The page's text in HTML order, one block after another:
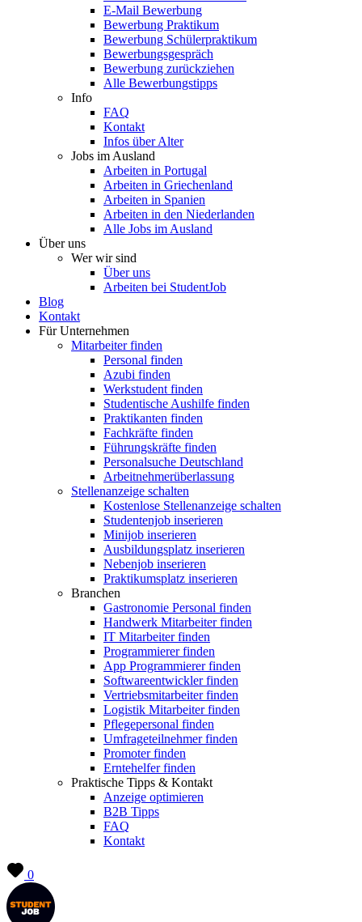
E-Mail Bewerbung
Bewerbung Praktikum
Bewerbung Schülerpraktikum
Bewerbungsgespräch
Bewerbung zurückziehen
Alle Bewerbungstipps
Info
FAQ
Kontakt
Infos über Alter
Jobs im Ausland
Arbeiten in Portugal
Arbeiten in Griechenland
Arbeiten in Spanien
Arbeiten in den Niederlanden
Alle Jobs im Ausland
Über uns
Wer wir sind
Über uns
Arbeiten bei StudentJob
Blog
Kontakt
Für Unternehmen
Mitarbeiter finden
Personal finden
Azubi finden
Werkstudent finden
Studentische Aushilfe finden
Praktikanten finden
Fachkräfte finden
Führungskräfte finden
Personalsuche Deutschland
Arbeitnehmerüberlassung
Stellenanzeige schalten
Kostenlose Stellenanzeige schalten
Studentenjob inserieren
Minijob inserieren
Ausbildungsplatz inserieren
Nebenjob inserieren
Praktikumsplatz inserieren
Branchen
Gastronomie Personal finden
Handwerk Mitarbeiter finden
IT Mitarbeiter finden
Programmierer finden
App Programmierer finden
Softwareentwickler finden
Vertriebsmitarbeiter finden
Logistik Mitarbeiter finden
Pflegepersonal finden
Umfrageteilnehmer finden
Promoter finden
Erntehelfer finden
Praktische Tipps & Kontakt
Anzeige optimieren
B2B Tipps
FAQ
Kontakt
0